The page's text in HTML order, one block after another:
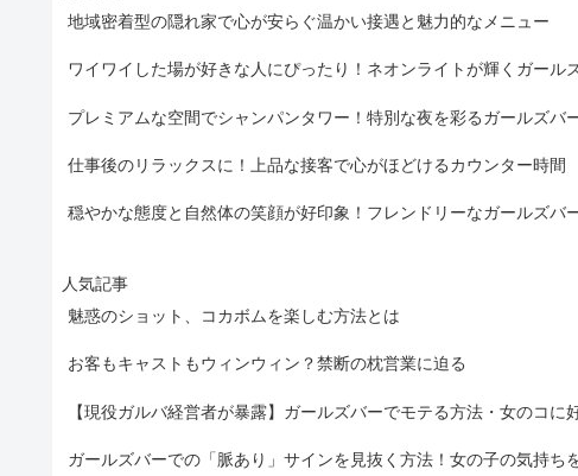
地域密着型の隠れ家で心が安らぐ温かい接遇と魅力的なメニュー
ワイワイした場が好きな人にぴったり！ネオンライトが輝くガール
プレミアムな空間でシャンパンタワー！特別な夜を彩るガールズバ
仕事後のリラックスに！上品な接客で心がほどけるカウンター時間
穏やかな態度と自然体の笑顔が好印象！フレンドリーなガールズバ
人気記事
魅惑のショット、コカボムを楽しむ方法とは
お客もキャストもウィンウィン？禁断の枕営業に迫る
【現役ガルバ経営者が暴露】ガールズバーでモテる方法・女のコに
ガールズバーでの「脈あり」サインを見抜く方法！女の子の気持ち